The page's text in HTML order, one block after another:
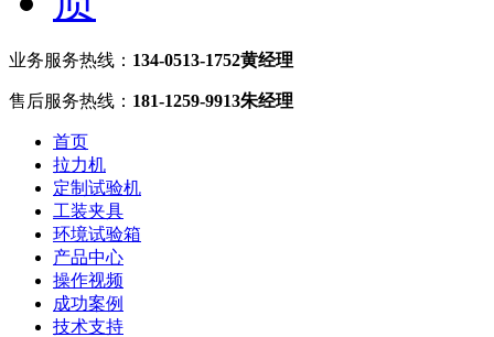
业务服务热线： 134-0513-1752黄经理
售后服务热线： 181-1259-9913朱经理
首页
拉力机
定制试验机
工装夹具
环境试验箱
产品中心
操作视频
成功案例
技术支持